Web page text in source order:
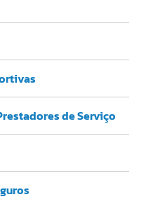
de Serviço